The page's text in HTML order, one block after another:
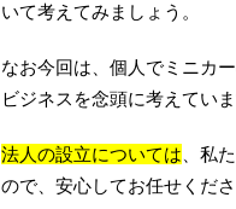
いて考えてみましょう。
なお今回は、個人でミニカ
ビジネスを念頭に考えていま
法人の設立については 、私
ので、安心してお任せくだ